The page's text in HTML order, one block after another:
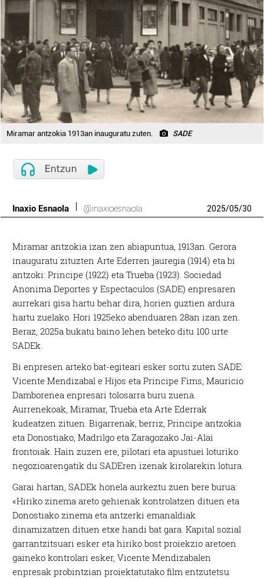
Miramar antzokia 1913an inauguratu zuten. SADE
Inaxio Esnaola @inaxioesnaola 2025/05/30
Miramar antzokia izan zen abiapuntua, 1913an. Gerora
inauguratu zituzten Arte Ederren jauregia (1914) eta bi
antzoki: Principe (1922) eta Trueba (1923). Sociedad
Anonima Deportes y Espectaculos (SADE) enpresaren
aurrekari gisa hartu behar dira, horien guztien ardura
hartu zuelako. Hori 1925eko abenduaren 28an izan zen.
Beraz, 2025a bukatu baino lehen beteko ditu 100 urte
SADEk.
Bi enpresen arteko bat-egiteari esker sortu zuten SADE:
Vicente Mendizabal e Hijos eta Principe Fims, Mauricio
Damborenea enpresari tolosarra buru zuena.
Aurrenekoak, Miramar, Trueba eta Arte Ederrak
kudeatzen zituen. Bigarrenak, berriz, Principe antzokia
eta Donostiako, Madrilgo eta Zaragozako Jai-Alai
frontoiak. Hain zuzen ere, pilotari eta apustuei loturiko
negozioarengatik du SADEren izenak kirolarekin lotura.
Garai hartan, SADEk honela aurkeztu zuen bere burua:
«Hiriko zinema areto gehienak kontrolatzen dituen eta
Donostiako zinema eta antzerki emanaldiak
dinamizatzen dituen etxe handi bat gara. Kapital sozial
garrantzitsuari esker eta hiriko bost proiekzio aretoen
gaineko kontrolari esker, Vicente Mendizabalen
enpresak probintzian proiektatutako film entzutetsu